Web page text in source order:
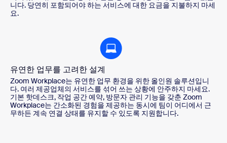
니다. 당연히 포함되어야 하는 서비스에 대한 요금을 지불하지 마세
요.
유연한 업무를 고려한 설계
Zoom Workplace는 유연한 업무 환경을 위한 올인원 솔루션입니
다. 여러 제공업체의 서비스를 섞어 쓰는 상황에 안주하지 마세요.
기본 핫데스크, 작업 공간 예약, 방문자 관리 기능을 갖춘 Zoom
Workplace는 간소화된 경험을 제공하는 동시에 팀이 어디에서 근
무하든 계속 연결 상태를 유지할 수 있도록 지원합니다.